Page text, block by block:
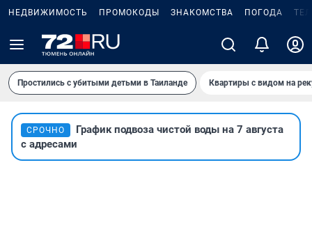
НЕДВИЖИМОСТЬ ПРОМОКОДЫ ЗНАКОМСТВА ПОГОДА
Простились с убитыми детьми в Таиланде Квартиры с видом на
СРОЧНО
График подвоза чистой воды на 7 августа
с адресами